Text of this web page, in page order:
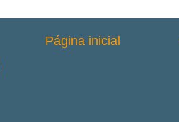
Página inicial